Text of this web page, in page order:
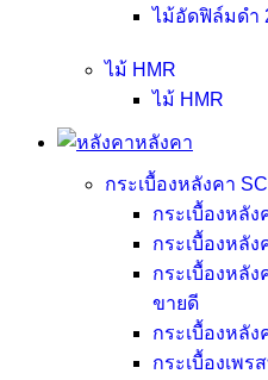
ไม้อัดฟิล์มดำ
ไม้ HMR
ไม้ HMR
หลังคา
กระเบื้องหลังคา
กระเบื้องหลัง
กระเบื้องหลั
กระเบื้องหลั
ขายดี
กระเบื้องหลั
กระเบื้องเพร